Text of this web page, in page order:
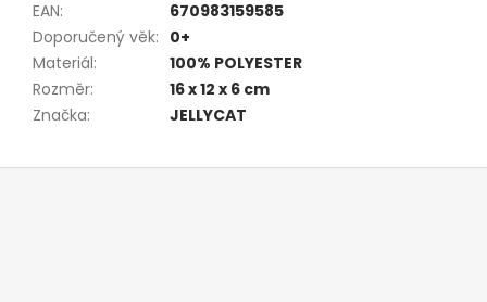
EAN:
670983159585
Doporučený věk: 0+
Materiál:
100% POLYESTER
Rozměr:
16 x 12 x 6 cm
Značka: JELLYCAT
Z